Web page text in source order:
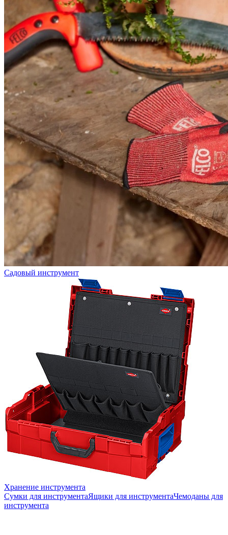
Садовый инструмент
Хранение инструмента
Сумки для инструментаЯщики для инструментаЧемоданы для
инструмента